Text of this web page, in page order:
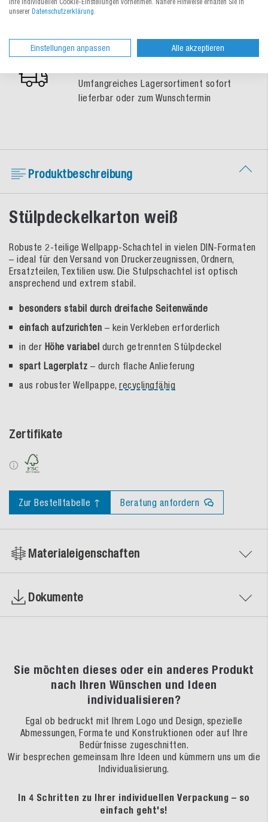
Gratis-Muster-Service
Verpackungswahl
Umfangreiches Lagersortiment sofort
lieferbar oder zum Wunschtermin
Produktbeschreibung
Stülpdeckelkarton weiß
Robuste 2-teilige Wellpapp-Schachtel in vielen DIN-Formaten
– ideal für den Versand von Druckerzeugnissen, Ordnern,
Ersatzteilen, Textilien usw. Die Stulpschachtel ist optisch
ansprechend und extrem stabil.
besonders stabil durch dreifache Seitenwände
einfach aufzurichten – kein Verkleben erforderlich
in der Höhe variabel durch getrennten Stülpdeckel
spart Lagerplatz – durch flache Anlieferung
aus robuster Wellpappe, recyclingfähig
Zertifikate
Zur Bestelltabelle ↑ Beratung anfordern
Materialeigenschaften
Dokumente
Sie möchten dieses oder ein anderes Produkt
nach Ihren Wünschen und Ideen
individualisieren?
Egal ob bedruckt mit Ihrem Logo und Design, spezielle
Abmessungen, Formate und Konstruktionen oder auf Ihre
Bedürfnisse zugeschnitten.
Wir besprechen gemeinsam Ihre Ideen und kümmern uns um die
Individualisierung.
In 4 Schritten zu Ihrer individuellen Verpackung – so
einfach geht's!
Ihre individuellen Cookie-Einstellungen vornehmen. Nähere Hinweise erhalten Sie in
unserer Datenschutzerklärung.
Einstellungen anpassen Alle akzeptieren